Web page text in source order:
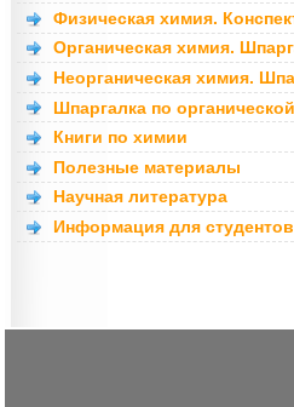
Физическая химия.
Органическая химия.
Неорганическая химия.
Шпаргалка по
Книги по химии
Полезные материалы
Научная литература
Информация для студентов